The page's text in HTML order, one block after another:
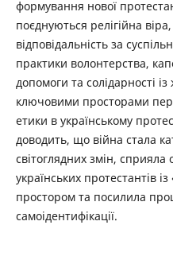
формування нової
поєднуються релігійна
відповідальність за
практики волонтерства,
допомоги та солідарності
ключовими просторами
етики в українському
доводить, що війна стала
світоглядних змін,
українських протестантів
простором та посилила
самоідентифікації.